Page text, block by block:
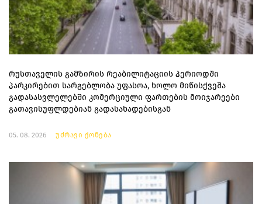
რუსთაველის გამზირის რეაბილიტაციის პერიოდში
პარკირებით სარგებლობა უფასოა, ხოლო მიწისქვეშა
გადასასვლელებში კომერციული ფართების მოიჯარეები
გათავისუფლდებიან გადასახადებისგან
05. 08. 2026 უძრავი ქონება